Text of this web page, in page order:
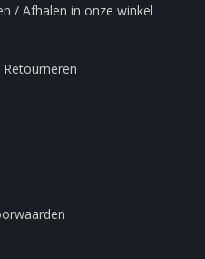
/ Afhalen in onze winkel